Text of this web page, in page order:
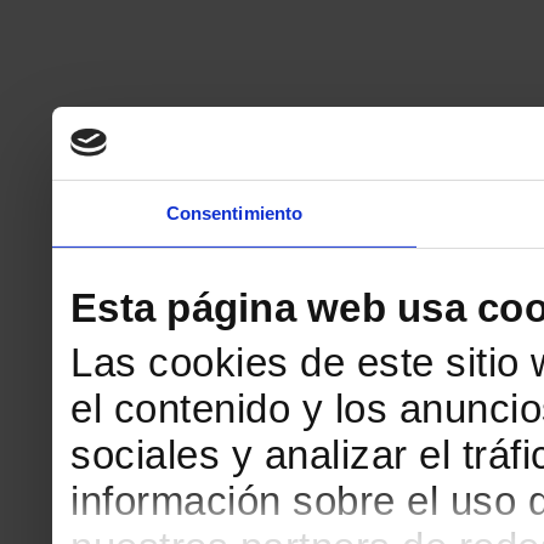
Consentimiento
Esta página web usa
Las cookies de este sitio
el contenido y los
sociales y analizar el
información sobre el uso